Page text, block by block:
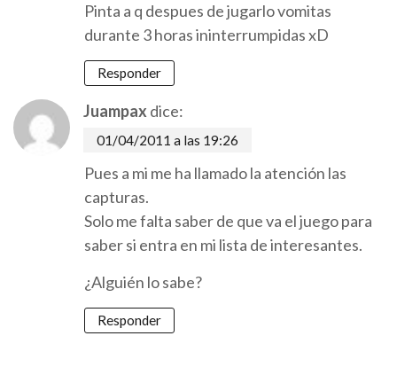
Pinta a q despues de jugarlo vomitas
durante 3 horas ininterrumpidas xD
Responder
Juampax dice:
01/04/2011 a las 19:26
Pues a mi me ha llamado la atención las
capturas.
Solo me falta saber de que va el juego para
saber si entra en mi lista de interesantes.
¿Alguién lo sabe?
Responder